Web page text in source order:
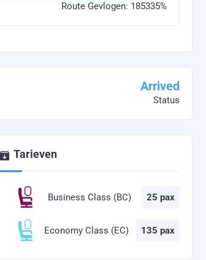
Route Gevlogen: 185335%
Arrived
Status
Tarieven
Business Class (BC) 25 pax
Economy Class (EC) 135 pax